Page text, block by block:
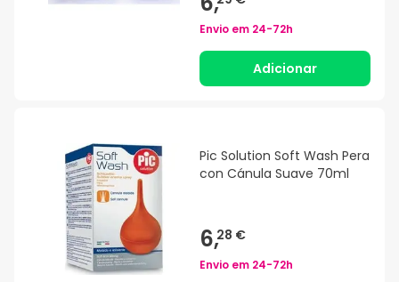
Envio em 24-72h
Adicionar
Pic Solution Soft Wash Pera
con Cánula Suave 70ml
6,28 €
Envio em 24-72h